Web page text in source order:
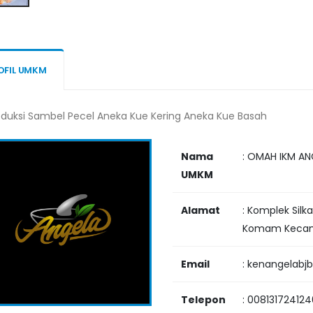
UMKM
Sambel Pecel Aneka Kue Kering Aneka Kue Basah
Nama
UMKM
: OMAH IKM
Alamat
: Komplek
Komam
Email :
Telepon :